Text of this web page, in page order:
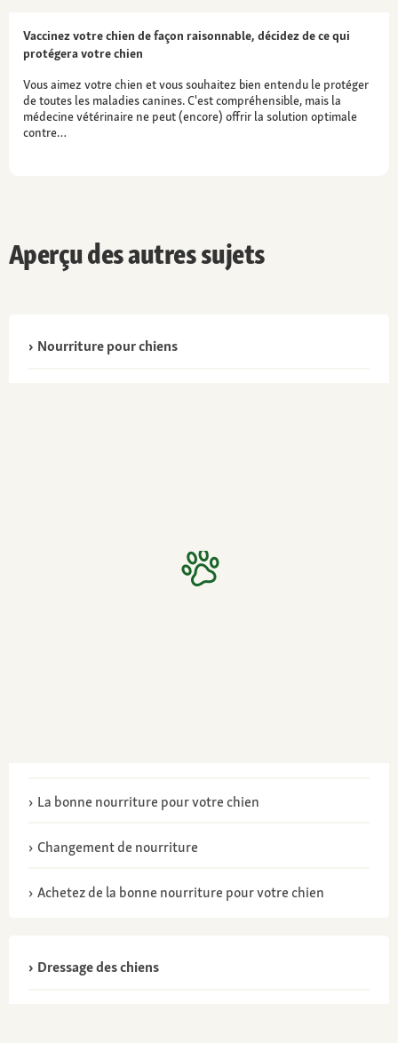
Vaccinez votre chien de façon raisonnable, décidez de ce qui
protégera votre chien
Vous aimez votre chien et vous souhaitez bien entendu le protéger
de toutes les maladies canines. C'est compréhensible, mais la
médecine vétérinaire ne peut (encore) offrir la solution optimale
contre…
Aperçu des autres sujets
Nourriture pour chiens
La bonne nourriture pour votre chien
Changement de nourriture
Achetez de la bonne nourriture pour votre chien
Dressage des chiens